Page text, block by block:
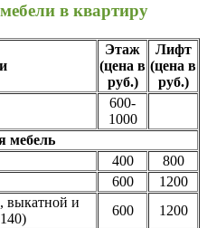
в квартиру
Этаж
(цена в
руб.)
Лифт
(цена в
руб.)
600-
1000
мебель
400
800
600
1200
выкатной и
600
1200